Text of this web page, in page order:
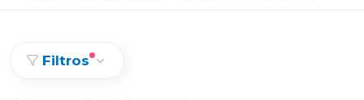
Filtros